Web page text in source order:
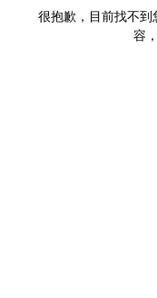
很抱歉，目前找不
容